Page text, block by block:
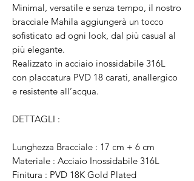
Minimal, versatile e senza tempo, il nostro
bracciale Mahila aggiungerà un tocco
sofisticato ad ogni look, dal più casual al
più elegante.
Realizzato in acciaio inossidabile 316L
con placcatura PVD 18 carati, anallergico
e resistente all’acqua.
DETTAGLI :
Lunghezza Bracciale : 17 cm + 6 cm
Materiale : Acciaio Inossidabile 316L
Finitura : PVD 18K Gold Plated